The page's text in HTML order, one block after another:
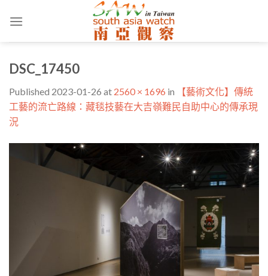
DSC_17450
Published 2023-01-26 at 2560 × 1696 in
【藝術文化】傳統
工藝的流亡路線：藏毯技藝在大吉嶺難民自助中心的傳承現
況